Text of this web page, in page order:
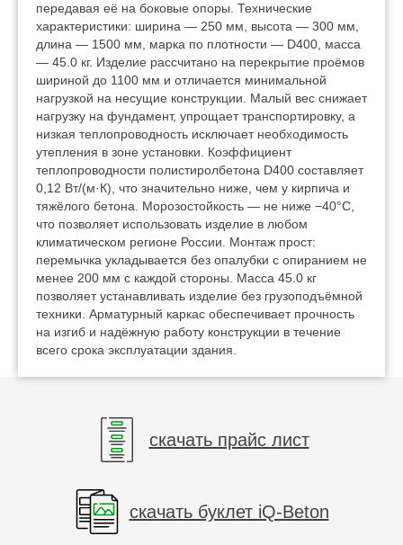
передавая её на боковые опоры. Технические
характеристики: ширина — 250 мм, высота — 300 мм,
длина — 1500 мм, марка по плотности — D400, масса
— 45.0 кг. Изделие рассчитано на перекрытие проёмов
шириной до 1100 мм и отличается минимальной
нагрузкой на несущие конструкции. Малый вес снижает
нагрузку на фундамент, упрощает транспортировку, а
низкая теплопроводность исключает необходимость
утепления в зоне установки. Коэффициент
теплопроводности полистиролбетона D400 составляет
0,12 Вт/(м·К), что значительно ниже, чем у кирпича и
тяжёлого бетона. Морозостойкость — не ниже −40°C,
что позволяет использовать изделие в любом
климатическом регионе России. Монтаж прост:
перемычка укладывается без опалубки с опиранием не
менее 200 мм с каждой стороны. Масса 45.0 кг
позволяет устанавливать изделие без грузоподъёмной
техники. Арматурный каркас обеспечивает прочность
на изгиб и надёжную работу конструкции в течение
всего срока эксплуатации здания.
скачать прайс лист
скачать буклет iQ-Beton